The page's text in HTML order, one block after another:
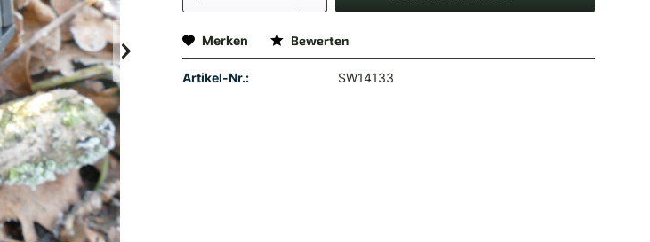
Merken Bewerten
Artikel-Nr.: SW14133